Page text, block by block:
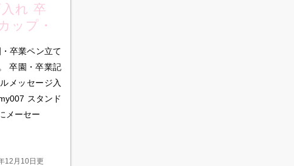
れ 卒
ップ・
卒業ペン立て
卒園・卒業記
メッセージ入
スタンド
メーセー
12月10日更